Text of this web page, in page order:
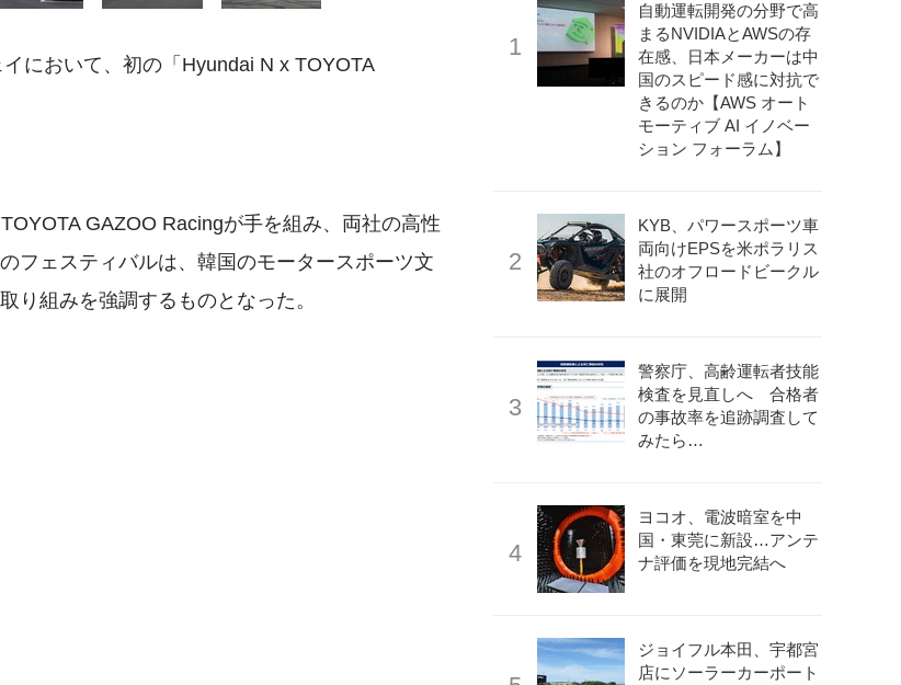
において、初の「Hyundai N x TOYOTA
GAZOO Racingが手を組み、両社の高性
フェスティバルは、韓国のモータースポーツ文
り組みを強調するものとなった。
自動運転開発の分野で高
まるNVIDIAとAWSの存
在感、日本メーカーは中
国のスピード感に対抗で
きるのか【AWS オート
モーティブ AI イノベー
ション フォーラム】
KYB、パワースポーツ車
両向けEPSを米ポラリス
社のオフロードビークル
に展開
警察庁、高齢運転者技能
検査を見直しへ 合格者
の事故率を追跡調査して
みたら…
ヨコオ、電波暗室を中
国・東莞に新設…アンテ
ナ評価を現地完結へ
ジョイフル本田、宇都宮
店にソーラーカーポート